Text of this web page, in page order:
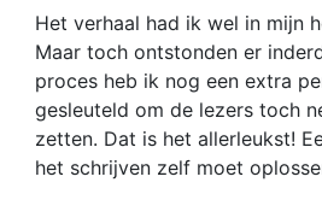
Het verhaal had ik wel in mijn
Maar toch ontstonden er
proces heb ik nog een extra
gesleuteld om de lezers toch
zetten. Dat is het allerleukst!
het schrijven zelf moet